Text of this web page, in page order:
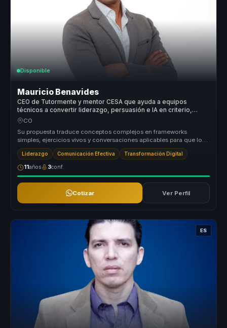
Disponible
Mauricio Benavides
CEO de Tutormente y mentor CESA que ayuda a equipos
técnicos a convertir liderazgo, persuasión e IA en criterio,
influencia y acción.
CO
Su propuesta traduce conceptos complejos en frameworks
simples, ejercicios vivos y conversaciones aplicables para que los
equipos convier...
Liderazgo Comunicación Efectiva Transformación Digital
11años 3conf.
Cotizar Ver Perfil
ES